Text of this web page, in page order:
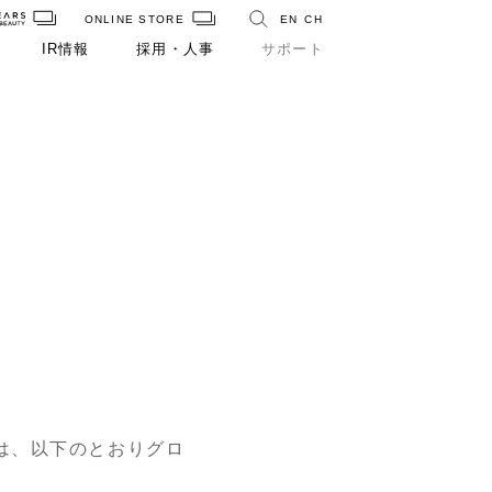
ONLINE STORE EN CH
IR情報 採用・人事 サポート
以下のとおりグロ